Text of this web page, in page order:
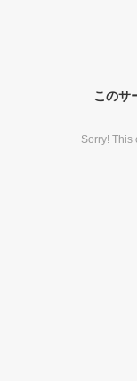
このサ
Sorry! This